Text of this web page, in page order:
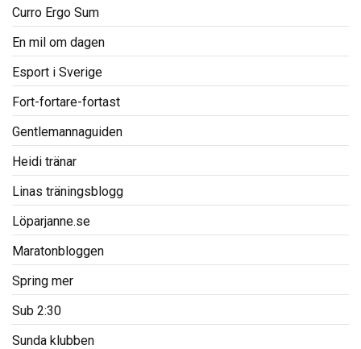
Curro Ergo Sum
En mil om dagen
Esport i Sverige
Fort-fortare-fortast
Gentlemannaguiden
Heidi tränar
Linas träningsblogg
Löparjanne.se
Maratonbloggen
Spring mer
Sub 2:30
Sunda klubben